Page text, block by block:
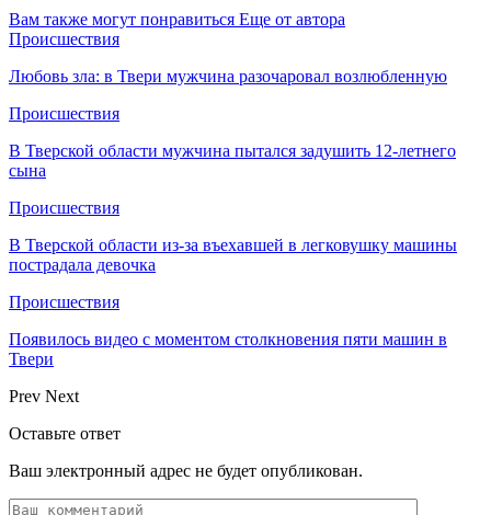
Вам также могут понравиться Еще от автора
Происшествия
Любовь зла: в Твери мужчина разочаровал возлюбленную
Происшествия
В Тверской области мужчина пытался задушить 12-летнего
сына
Происшествия
В Тверской области из-за въехавшей в легковушку машины
пострадала девочка
Происшествия
Появилось видео с моментом столкновения пяти машин в
Твери
Prev Next
Оставьте ответ
Ваш электронный адрес не будет опубликован.